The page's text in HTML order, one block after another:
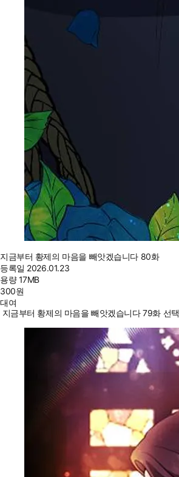
지금부터 황제의 마음을 빼앗겠습니다 80화
등록일 2026.01.23
용량17MB
300원
대여
지금부터 황제의 마음을 빼앗겠습니다 79화 선택